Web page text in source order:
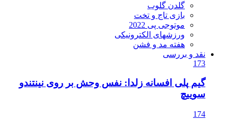
گلدن گلوب
بازی تاج و تخت
موتوجی پی 2022
ورزشهای الکترونیکی
هفته مد و فشن
نقد و بررسی
173
گیم پلی افسانه زلدا: نفس وحش بر روی نینتندو
سوییچ
174